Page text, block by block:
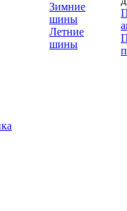
Зимние
шины
Летние
шины